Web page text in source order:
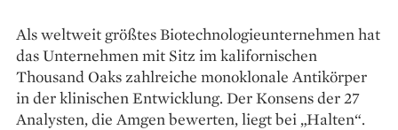
Als weltweit größtes Biotechnologieunternehmen hat
das Unternehmen mit Sitz im kalifornischen
Thousand Oaks zahlreiche monoklonale Antikörper
in der klinischen Entwicklung. Der Konsens der 27
Analysten, die Amgen bewerten, liegt bei „Halten“.